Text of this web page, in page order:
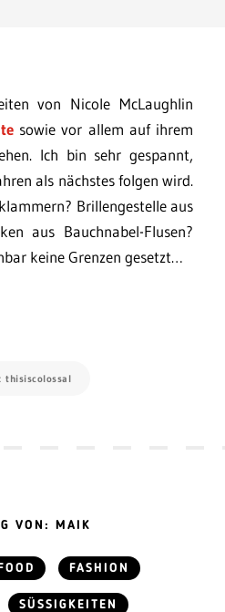
von Nicole McLaughlin
sowie vor allem auf ihrem
Ich bin sehr gespannt,
als nächstes folgen wird.
Brillengestelle aus
aus Bauchnabel-Flusen?
keine Grenzen gesetzt…
thisiscolossal
VON: MAIK
FOOD FASHION
SÜSSIGKEITEN